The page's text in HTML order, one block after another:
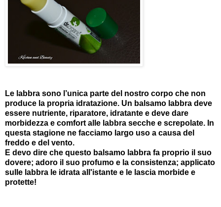
Le labbra sono l’unica parte del nostro corpo che non
produce la propria idratazione. Un balsamo labbra deve
essere nutriente, riparatore, idratante e deve dare
morbidezza e comfort alle labbra secche e screpolate. In
questa stagione ne facciamo largo uso a causa del
freddo e del vento.
E devo dire che questo balsamo labbra fa proprio il suo
dovere; adoro il suo profumo e la consistenza; applicato
sulle labbra le idrata all'istante e le lascia morbide e
protette!